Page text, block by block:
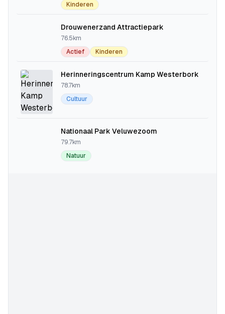
Kinderen
Drouwenerzand Attractiepark
76.5km
Actief
Kinderen
Herinneringscentrum Kamp Westerbork
78.7km
Cultuur
Nationaal Park Veluwezoom
79.7km
Natuur